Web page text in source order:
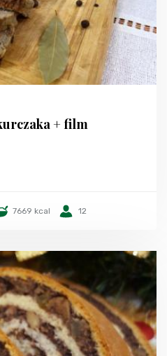
+ film
7669 kcal 12